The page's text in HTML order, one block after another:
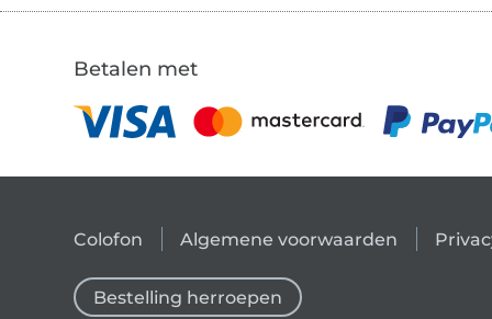
Betalen met
Colofon Algemene voorwaarden
Bestelling herroepen